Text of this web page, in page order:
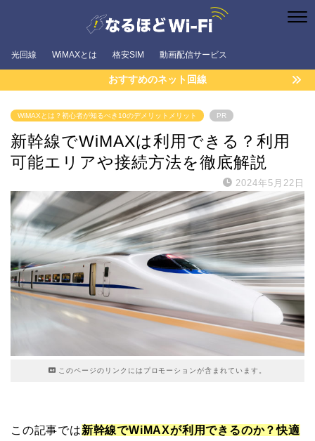
光回線 WiMAXとは 格安SIM 動画配信サービス
おすすめのネット回線
WiMAXとは？初心者が知るべき10のデメリットメリット PR
新幹線でWiMAXは利用できる？利用
可能エリアや接続方法を徹底解説
2024年5月22日
このページのリンクにはプロモーションが含まれています。
この記事では新幹線でWiMAXが利用できるのか？快適